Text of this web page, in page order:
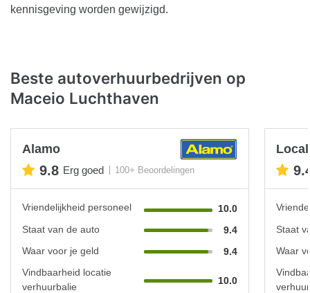
kennisgeving worden gewijzigd.
Beste autoverhuurbedrijven op
Maceio Luchthaven
Alamo
9.8 Erg goed 100+ Beoordelingen
Vriendelijkheid personeel
10.0
Staat van de auto
9.4
Waar voor je geld
9.4
Vindbaarheid locatie
verhuurbalie
10.0
Staat
Waar